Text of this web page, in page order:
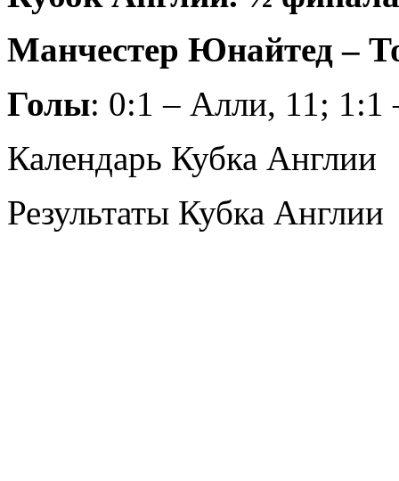
Манчестер Юнайтед –
Голы: 0:1 – Алли, 11; 1:1
Календарь Кубка Англии
Результаты Кубка Англии